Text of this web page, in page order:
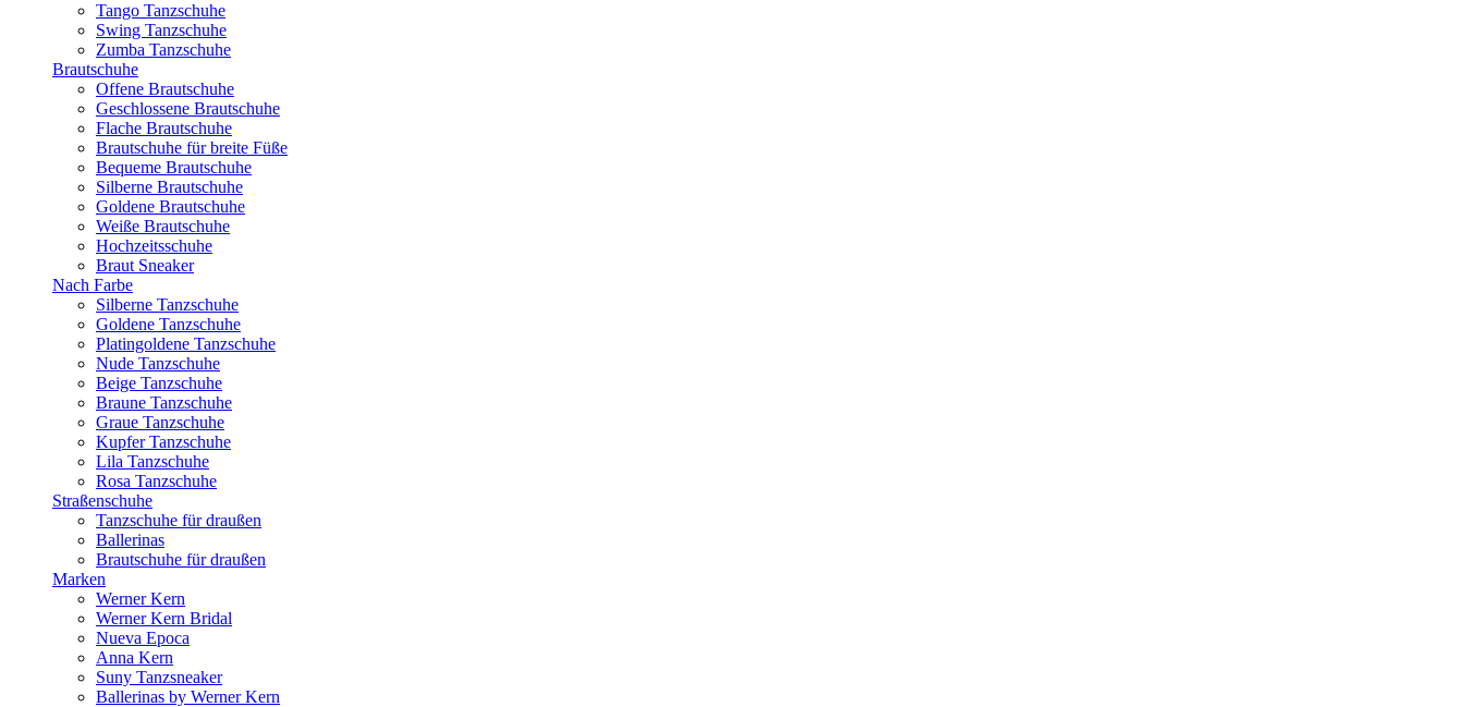
Tango Tanzschuhe
Swing Tanzschuhe
Zumba Tanzschuhe
Brautschuhe
Offene Brautschuhe
Geschlossene Brautschuhe
Flache Brautschuhe
Brautschuhe für breite Füße
Bequeme Brautschuhe
Silberne Brautschuhe
Goldene Brautschuhe
Weiße Brautschuhe
Hochzeitsschuhe
Braut Sneaker
Nach Farbe
Silberne Tanzschuhe
Goldene Tanzschuhe
Platingoldene Tanzschuhe
Nude Tanzschuhe
Beige Tanzschuhe
Braune Tanzschuhe
Graue Tanzschuhe
Kupfer Tanzschuhe
Lila Tanzschuhe
Rosa Tanzschuhe
Straßenschuhe
Tanzschuhe für draußen
Ballerinas
Brautschuhe für draußen
Marken
Werner Kern
Werner Kern Bridal
Nueva Epoca
Anna Kern
Suny Tanzsneaker
Ballerinas by Werner Kern